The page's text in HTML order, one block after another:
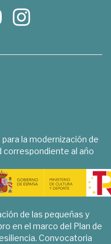
la modernización de
correspondiente al año
de las pequeñas y
en el marco del Plan de
Convocatoria